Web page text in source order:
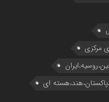
مرکزی
ای